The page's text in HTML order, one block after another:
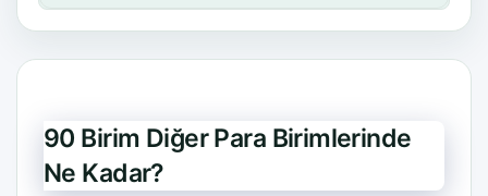
90 Birim Diğer Para Birimlerinde
Ne Kadar?